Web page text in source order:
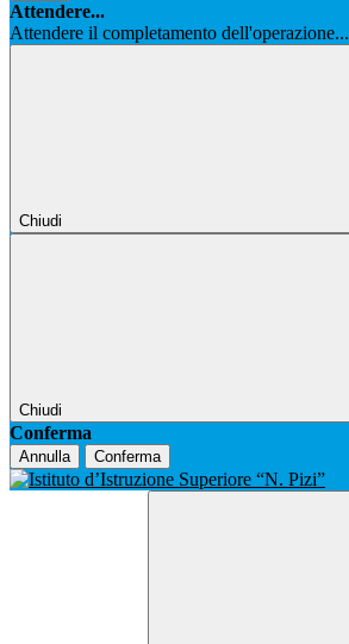
Attendere...
Attendere il completamento dell'operazione...
Chiudi
Chiudi
Conferma
Annulla Conferma